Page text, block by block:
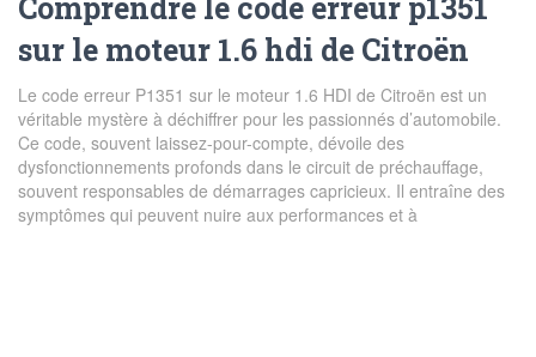
sur le moteur 1.6 hdi de Citroën
Le code erreur P1351 sur le moteur 1.6 HDI de Citroën est un
véritable mystère à déchiffrer pour les passionnés d’automobile.
Ce code, souvent laissez-pour-compte, dévoile des
dysfonctionnements profonds dans le circuit de préchauffage,
souvent responsables de démarrages capricieux. Il entraîne des
symptômes qui peuvent nuire aux performances et à